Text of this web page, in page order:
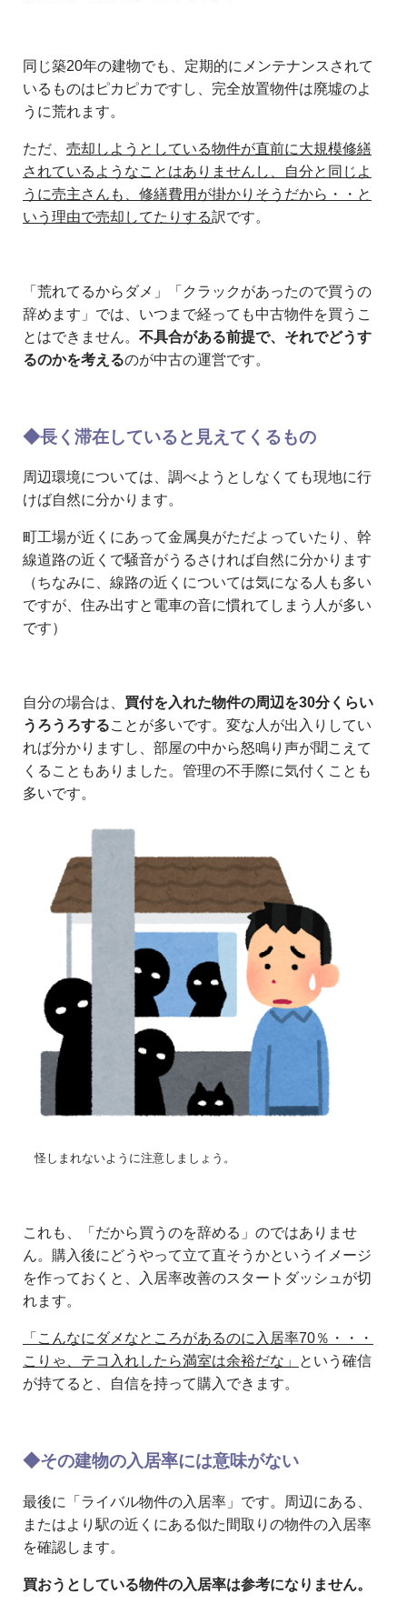
同じ築20年の建物でも、定期的にメンテナンスされて
いるものはピカピカですし、完全放置物件は廃墟のよ
うに荒れます。
ただ、 売却しようとしている物件が直前に大規模修繕
されているようなことはありませんし、自分と同じよ
うに売主さんも、修繕費用が掛かりそうだから・・と
いう理由で売却してたりする訳です。
「荒れてるからダメ」「クラックがあったので買うの
辞めます」では、いつまで経っても中古物件を買うこ
とはできません。 不具合がある前提で、それでどうす
るのかを考えるのが中古の運営です。
◆長く滞在していると見えてくるもの
周辺環境については、調べようとしなくても現地に行
けば自然に分かります。
町工場が近くにあって金属臭がただよっていたり、幹
線道路の近くで騒音がうるさければ自然に分かります
（ちなみに、線路の近くについては気になる人も多い
ですが、住み出すと電車の音に慣れてしまう人が多い
です）
自分の場合は、 買付を入れた物件の周辺を30分くらい
うろうろすることが多いです。変な人が出入りしてい
れば分かりますし、部屋の中から怒鳴り声が聞こえて
くることもありました。管理の不手際に気付くことも
多いです。
怪しまれないように注意しましょう。
これも、「だから買うのを辞める」のではありませ
ん。購入後にどうやって立て直そうかというイメージ
を作っておくと、入居率改善のスタートダッシュが切
れます。
「こんなにダメなところがあるのに入居率70％・・・
こりゃ、テコ入れしたら満室は余裕だな」
という確信
が持てると、自信を持って購入できます。
◆その建物の入居率には意味がない
最後に「ライバル物件の入居率」です。周辺にある、
またはより駅の近くにある似た間取りの物件の入居率
を確認します。
買おうとしている物件の入居率は参考になりません。